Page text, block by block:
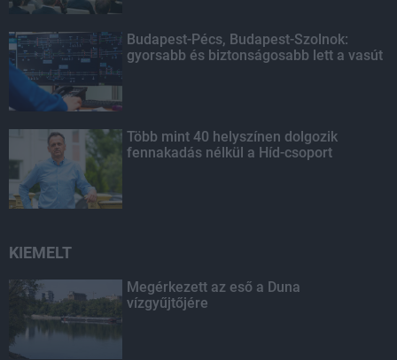
Budapest-Pécs, Budapest-Szolnok:
gyorsabb és biztonságosabb lett a vasút
Több mint 40 helyszínen dolgozik
fennakadás nélkül a Híd-csoport
KIEMELT
Megérkezett az eső a Duna
vízgyűjtőjére